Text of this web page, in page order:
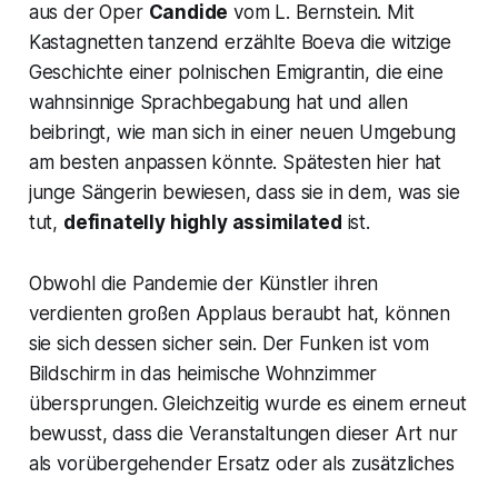
aus der Oper Candide vom L. Bernstein. Mit
Kastagnetten tanzend erzählte Boeva die witzige
Geschichte einer polnischen Emigrantin, die eine
wahnsinnige Sprachbegabung hat und allen
beibringt, wie man sich in einer neuen Umgebung
am besten anpassen könnte. Spätesten hier hat
junge Sängerin bewiesen, dass sie in dem, was sie
tut, definatelly highly assimilated ist.
Obwohl die Pandemie der Künstler ihren
verdienten großen Applaus beraubt hat, können
sie sich dessen sicher sein. Der Funken ist vom
Bildschirm in das heimische Wohnzimmer
übersprungen. Gleichzeitig wurde es einem erneut
bewusst, dass die Veranstaltungen dieser Art nur
als vorübergehender Ersatz oder als zusätzliches